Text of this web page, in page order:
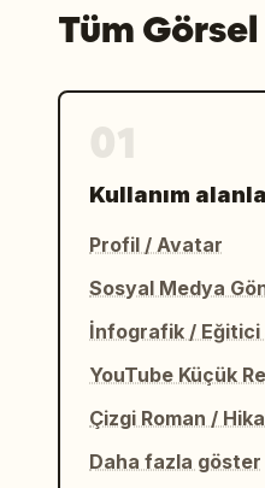
Tüm
Kullanım
Profil / Avatar
Sosyal Medya
İnfografik / Eğitici
YouTube Küçük
Çizgi Roman /
Daha fazla göster